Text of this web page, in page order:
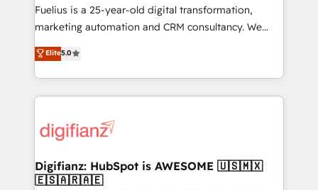
other ones listed in our profile. Our services: -
HubSpot implementation - HubSpot CMS website
is there for you to: - Grow revenue, and run your
business more efficiently - Build stronger
more people - Get the most out of your HubSpot
investment
Fuelius is a 25-year-old digital transformation,
marketing automation and CRM consultancy. We
enable mid-market and enterprise clients to
maximise their return from digital and fuel their
growth. We modernise platforms, streamline
operations that are causing inefficiencies, improve
supercharge revenue operations Key services: • CRM
Transformation / Web Development • RevOps &
Sales Consulting • Marketing Automation What
Elite5.0
Digifianz: HubSpot is AWESOME 🇺🇸🇲🇽
🇪🇸🇦🇷🇦🇪